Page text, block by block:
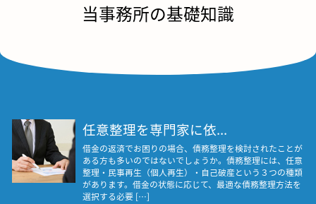
当事務所の基礎知識
任意整理を専門家に依...
借金の返済でお困りの場合、債務整理を検討されたことが
ある方も多いのではないでしょうか。債務整理には、任意
整理・民事再生（個人再生）・自己破産という３つの種類
があります。借金の状態に応じて、最適な債務整理方法を
選択する必要 […]